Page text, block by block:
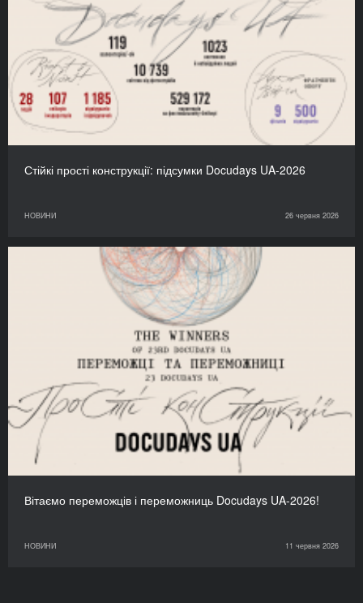
Стійкі прості конструкції: підсумки Docudays UA-2026
НОВИНИ 26 червня 2026
Вітаємо переможців і переможниць Docudays UA-2026!
НОВИНИ 11 червня 2026